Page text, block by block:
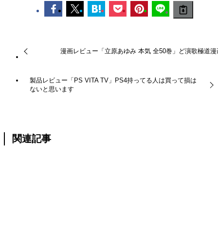
漫画レビュー「立原あゆみ 本気 全50巻」ど演歌極道漫
製品レビュー「PS VITA TV」PS4持ってる人は買って損は
ないと思います
関連記事